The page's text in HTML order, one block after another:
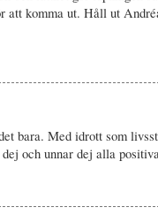
att komma ut. Håll ut
bara. Med idrott som
och unnar dej alla